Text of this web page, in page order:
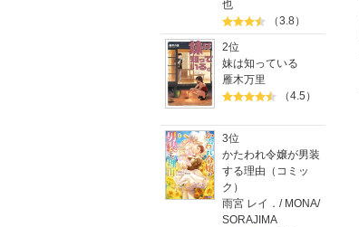
也
（3.8）
2位
妹は知っている
雁木万里
（4.5）
3位
かたわれ令嬢が男装
する理由（コミッ
ク）
雨宮 レイ． / MONA/
SORAJIMA